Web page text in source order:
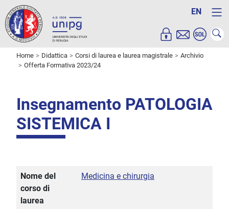
EN
Home Didattica Corsi di laurea e laurea magistrale
Archivio
Offerta Formativa 2023/24
Insegnamento PATOLOGIA
SISTEMICA I
Nome del
corso di
laurea
Medicina e chirurgia